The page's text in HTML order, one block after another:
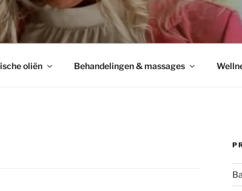
oliën Behandelingen & massages